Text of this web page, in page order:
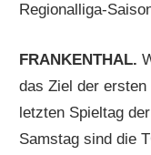
Regionalliga-
FRANKENTHAL.
das Ziel der
letzten Spieltag
Samstag sind die